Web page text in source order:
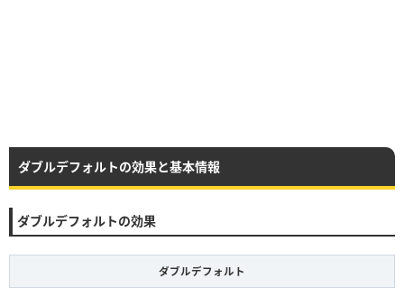
ダブルデフォルトの効果と基本情報
ダブルデフォルトの効果
ダブルデフォルト